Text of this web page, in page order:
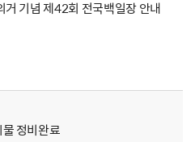
기념 제42회 전국백일장 안내
정비완료